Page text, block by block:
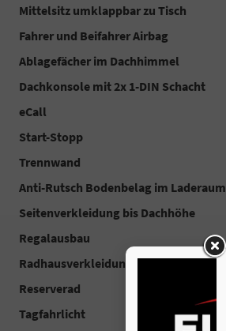
Mittelsitz umklappbar zu Tisch
Fahrer und Beifahrer Airbag
Ablagefächer im Dachhimmel
Dachkonsole mit 2x 1-DIN Schacht
eCall
Start-Stopp
Trennwand
Anti-Rutsch Bodenbelag im Laderaum
Seitenverkleidung bis Dachhöhe
Regalausbau
Radhausverkleidungen aus Kunststoff
Reserverad
Tagfahrlicht